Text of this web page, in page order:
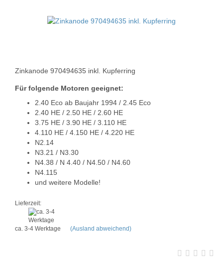
Zinkanode 970494635 inkl. Kupferring
Für folgende Motoren geeignet:
2.40 Eco ab Baujahr 1994 / 2.45 Eco
2.40 HE / 2.50 HE / 2.60 HE
3.75 HE / 3.90 HE / 3.110 HE
4.110 HE / 4.150 HE / 4.220 HE
N2.14
N3.21 / N3.30
N4.38 / N 4.40 / N4.50 / N4.60
N4.115
und weitere Modelle!
Lieferzeit:
ca. 3-4 Werktage (Ausland abweichend)